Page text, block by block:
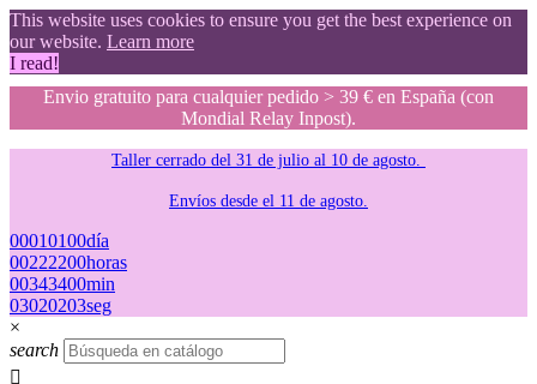
This website uses cookies to ensure you get the best experience on
our website. Learn more
I read!
Envio gratuito para cualquier pedido > 39 € en España (con
Mondial Relay Inpost).
Taller cerrado del 31 de julio al 10 de agosto.
Envíos desde el 11 de agosto.
00010100día
00222200horas
00343400min
02010102seg
×
search
